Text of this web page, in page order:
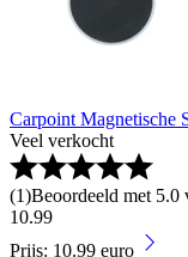
Carpoint Magnetische
Veel verkocht
(1)Beoordeeld met 5.0
10.99
Prijs: 10.99 euro